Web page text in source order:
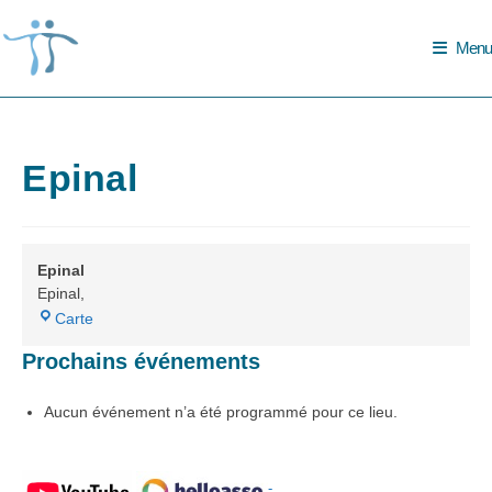
to
content
Menu
Epinal
Epinal
Epinal
Carte
Prochains événements
Aucun événement n’a été programmé pour ce lieu.
-